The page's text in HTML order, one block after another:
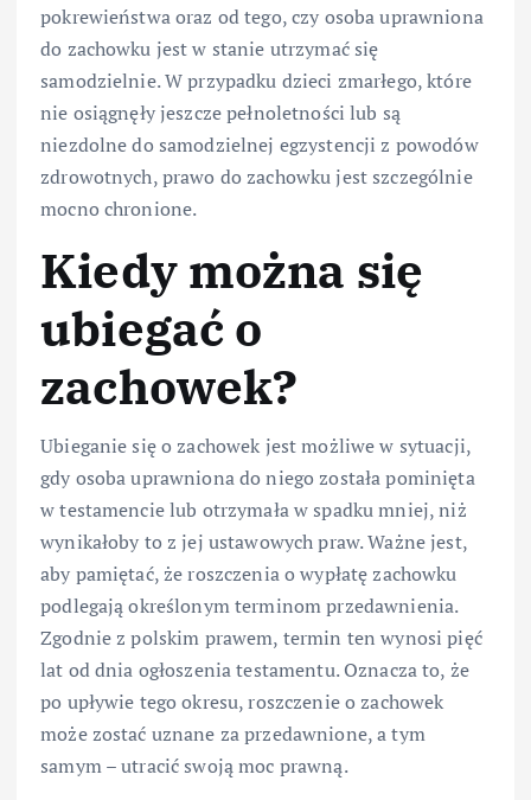
pokrewieństwa oraz od tego, czy osoba uprawniona
do zachowku jest w stanie utrzymać się
samodzielnie. W przypadku dzieci zmarłego, które
nie osiągnęły jeszcze pełnoletności lub są
niezdolne do samodzielnej egzystencji z powodów
zdrowotnych, prawo do zachowku jest szczególnie
mocno chronione.
Kiedy można się
ubiegać o
zachowek?
Ubieganie się o zachowek jest możliwe w sytuacji,
gdy osoba uprawniona do niego została pominięta
w testamencie lub otrzymała w spadku mniej, niż
wynikałoby to z jej ustawowych praw. Ważne jest,
aby pamiętać, że roszczenia o wypłatę zachowku
podlegają określonym terminom przedawnienia.
Zgodnie z polskim prawem, termin ten wynosi pięć
lat od dnia ogłoszenia testamentu. Oznacza to, że
po upływie tego okresu, roszczenie o zachowek
może zostać uznane za przedawnione, a tym
samym – utracić swoją moc prawną.